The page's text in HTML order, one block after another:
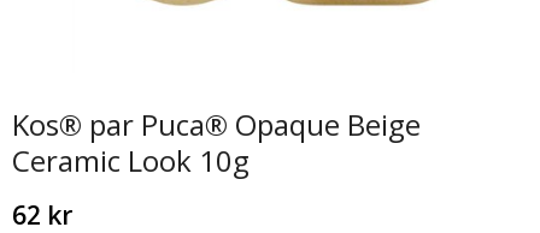
Kos® par Puca® Opaque Beige
Ceramic Look 10g
62 kr